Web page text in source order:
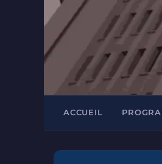
ACCUEIL